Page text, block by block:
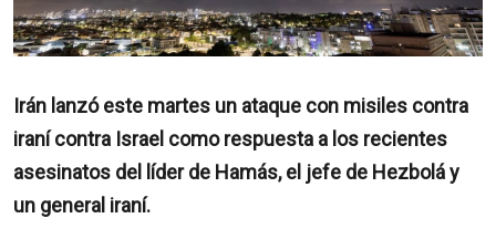
Irán lanzó este martes un ataque con misiles contra
iraní contra Israel como respuesta a los recientes
asesinatos del líder de Hamás, el jefe de Hezbolá y
un general iraní.